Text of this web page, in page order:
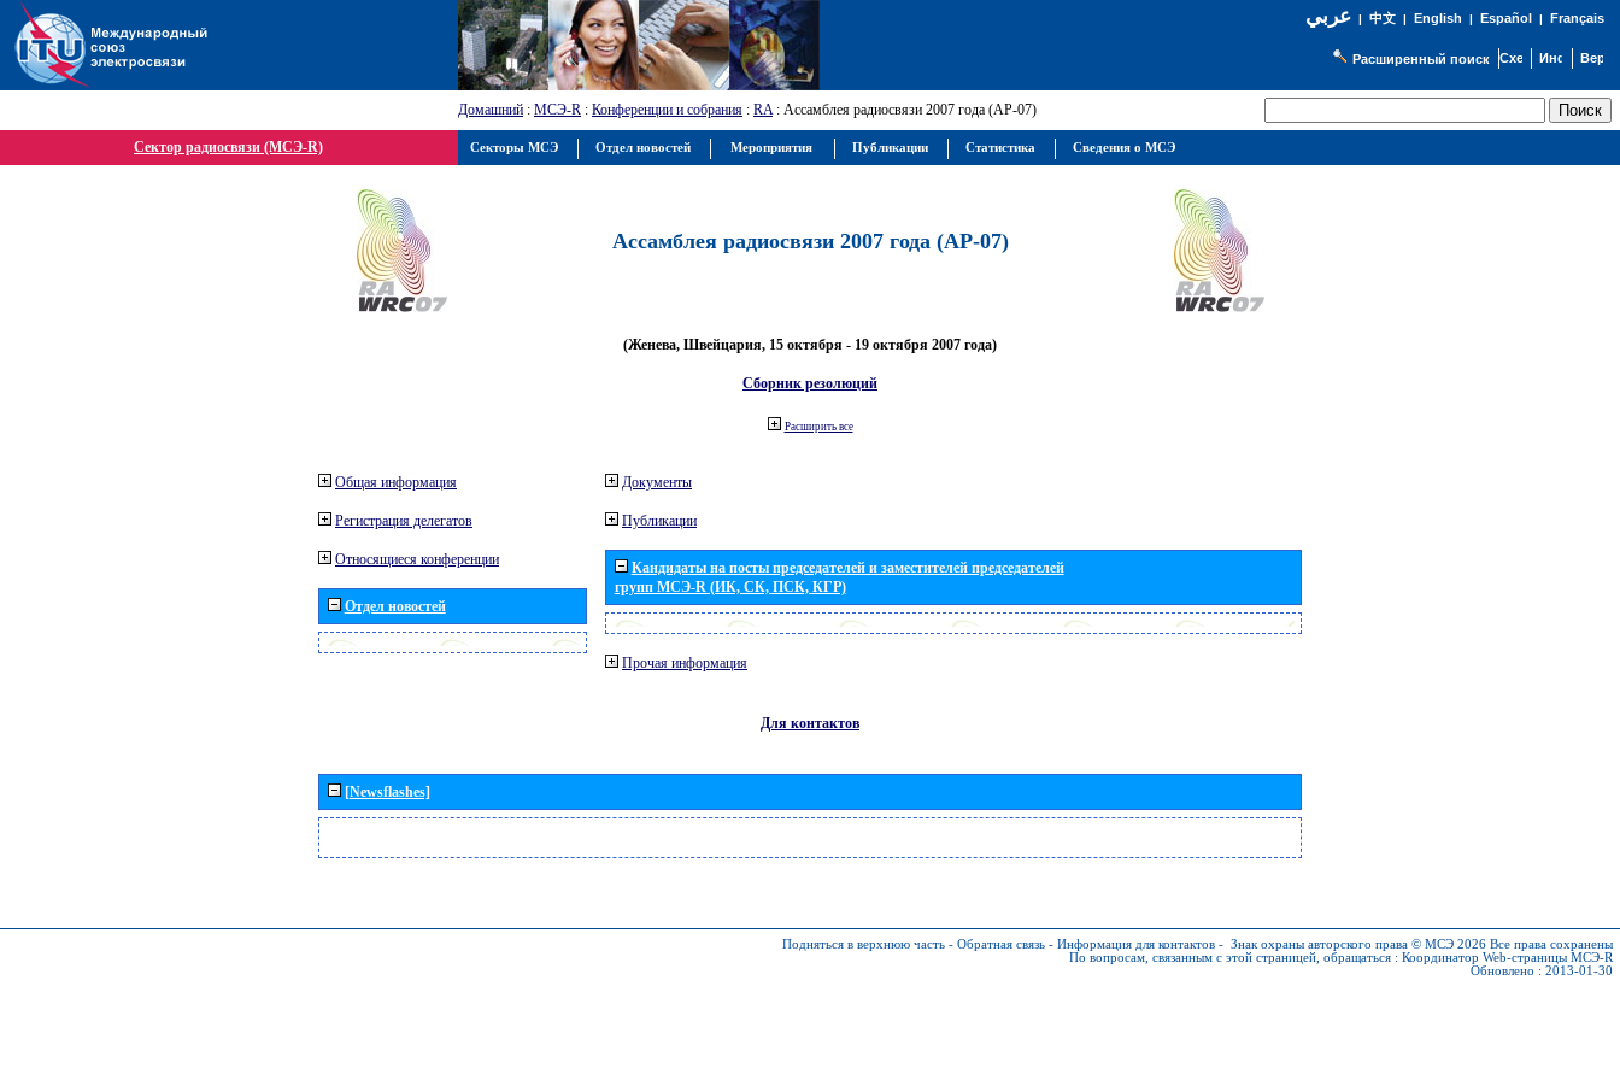
عربي| 中文| English | Español | Français
Расширенный поиск
Домашний : МСЭ-R : Конференции и собрания : RA: Ассамблея радиосвязи 2007 года (АР-07)
Сектор радиосвязи (МСЭ-R)
Ассамблея радиосвязи 2007 года (АР-07)
(Женева, Швейцария, 15 октября - 19 октября 2007 года)
Сборник резолюций
Расширить все
Общая информация
Регистрация делегатов
Относящиеся конференции
Отдел новостей
Документы
Публикации
Кандидаты на посты председателей и заместителей председателей
групп МСЭ-R (ИК, СК, ПСК, КГР)
Прочая информация
Для контактов
[Newsflashes]
Подняться в верхнюю часть - Обратная связь - Информация для контактов - Знак охраны авторского права © МСЭ 2026 Все права сохранены
По вопросам, связанным с этой страницей, обращаться : Координатор Web-страницы МСЭ-R
Обновлено : 2013-01-30
Секторы МСЭ Отдел новостей Мероприятия Публикации Статистика Сведения о МСЭ